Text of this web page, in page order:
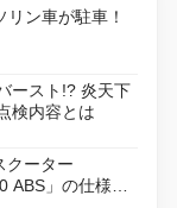
ン車が駐車！
ースト!? 炎天下
検内容とは
クーター
ABS」の仕様を